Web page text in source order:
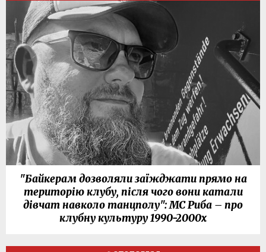
"Байкерам дозволяли заїжджати прямо на
територію клубу, після чого вони катали
дівчат навколо танцполу": МС Риба – про
клубну культуру 1990-2000х